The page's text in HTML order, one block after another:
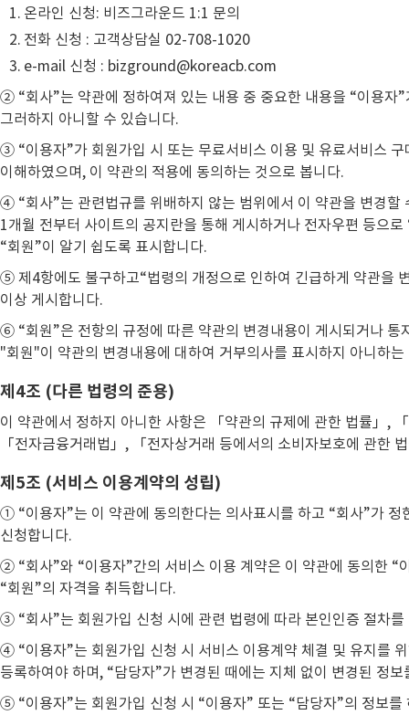
온라인 신청: 비즈그라운드 1:1 문의
전화 신청 : 고객상담실 02-708-1020
e-mail 신청 : bizground@koreacb.com
② “회사”는 약관에 정하여져 있는 내용 중 중요한 내용을 “이용자
그러하지 아니할 수 있습니다.
③ “이용자”가 회원가입 시 또는 무료서비스 이용 및 유료서비스
이해하였으며, 이 약관의 적용에 동의하는 것으로 봅니다.
④ “회사”는 관련법규를 위배하지 않는 범위에서 이 약관을 변경
1개월 전부터 사이트의 공지란을 통해 게시하거나 전자우편 등으
“회원”이 알기 쉽도록 표시합니다.
⑤ 제4항에도 불구하고“법령의 개정으로 인하여 긴급하게 약관을
이상 게시합니다.
⑥ “회원”은 전항의 규정에 따른 약관의 변경내용이 게시되거나
"회원"이 약관의 변경내용에 대하여 거부의사를 표시하지 아니하
제4조 (다른 법령의 준용)
이 약관에서 정하지 아니한 사항은 「약관의 규제에 관한 법률」,
「전자금융거래법」, 「전자상거래 등에서의 소비자보호에 관한
제5조 (서비스 이용계약의 성립)
① “이용자”는 이 약관에 동의한다는 의사표시를 하고 “회사”가
신청합니다.
② “회사”와 “이용자”간의 서비스 이용 계약은 이 약관에 동의한 “
“회원”의 자격을 취득합니다.
③ “회사”는 회원가입 신청 시에 관련 법령에 따라 본인인증 절차
④ “이용자”는 회원가입 신청 시 서비스 이용계약 체결 및 유지를
등록하여야 하며, “담당자”가 변경된 때에는 지체 없이 변경된 정
⑤ “이용자”는 회원가입 신청 시 “이용자” 또는 “담당자”의 정보